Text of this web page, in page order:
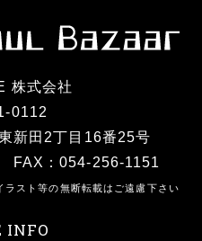
株式会社
0112
新田2丁目16番25号
：054-256-1151
スト等の無断転載はご遠慮下さい
INFO